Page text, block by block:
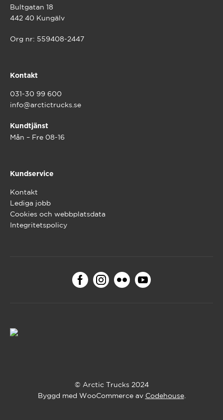
Bultgatan 18
442 40 Kungälv
Org nr: 559408-2447
Kontakt
031-30 99 600
info@arctictrucks.se
Kundtjänst
Mån – Fre 08-16
Kundservice
Kontakt
Lediga jobb
Cookies och webbplatsdata
Integritetspolicy
© Arctic Trucks 2024
Byggd med WooCommerce av Codehouse.